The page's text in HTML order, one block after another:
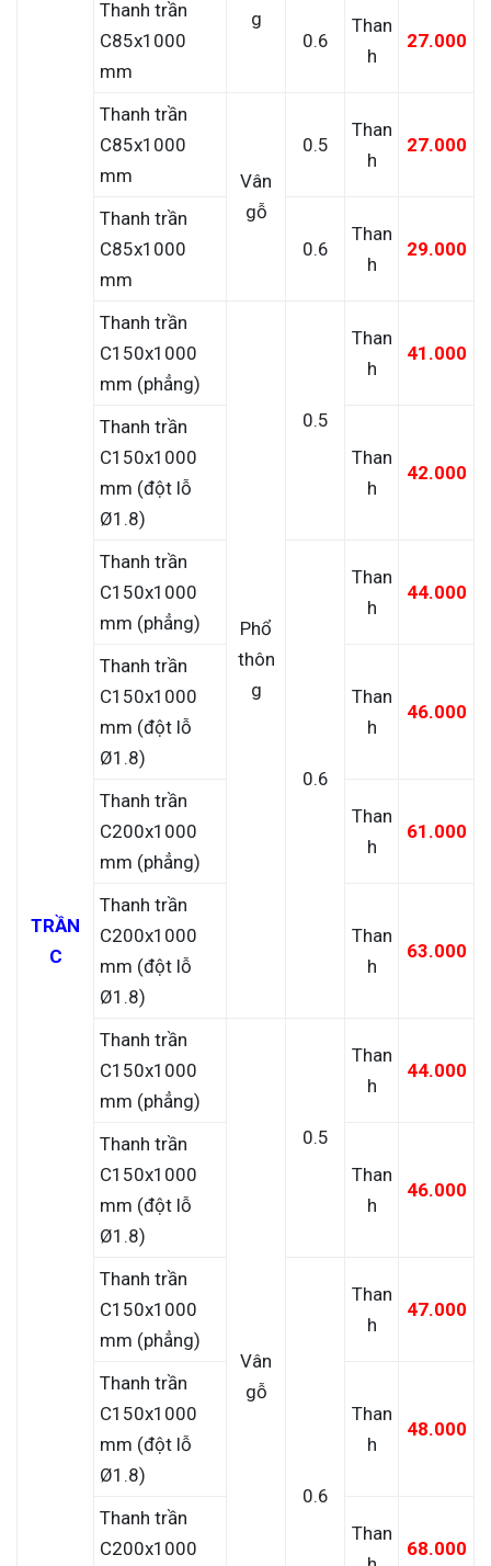
TRẦN
C
g
Thanh trần
C85x1000
mm
0.6
Than
h
27.000
Thanh trần
C85x1000
mm
Vân
gỗ
0.5
Than
h
27.000
Thanh trần
C85x1000
mm
0.6
Than
h
29.000
Thanh trần
C150x1000
mm (phẳng)
Phổ
thôn
g
0.5
Than
h
41.000
Thanh trần
C150x1000
mm (đột lỗ
Ø1.8)
Than
h
42.000
Thanh trần
C150x1000
mm (phẳng)
0.6
Than
h
44.000
Thanh trần
C150x1000
mm (đột lỗ
Ø1.8)
Than
h
46.000
Thanh trần
C200x1000
mm (phẳng)
Than
h
61.000
Thanh trần
C200x1000
mm (đột lỗ
Ø1.8)
Than
h
63.000
Thanh trần
C150x1000
mm (phẳng)
Vân
gỗ
0.5
Than
h
44.000
Thanh trần
C150x1000
mm (đột lỗ
Ø1.8)
Than
h
46.000
Thanh trần
C150x1000
mm (phẳng)
0.6
Than
h
47.000
Thanh trần
C150x1000
mm (đột lỗ
Ø1.8)
Than
h
48.000
Thanh trần
C200x1000
Than
68.000